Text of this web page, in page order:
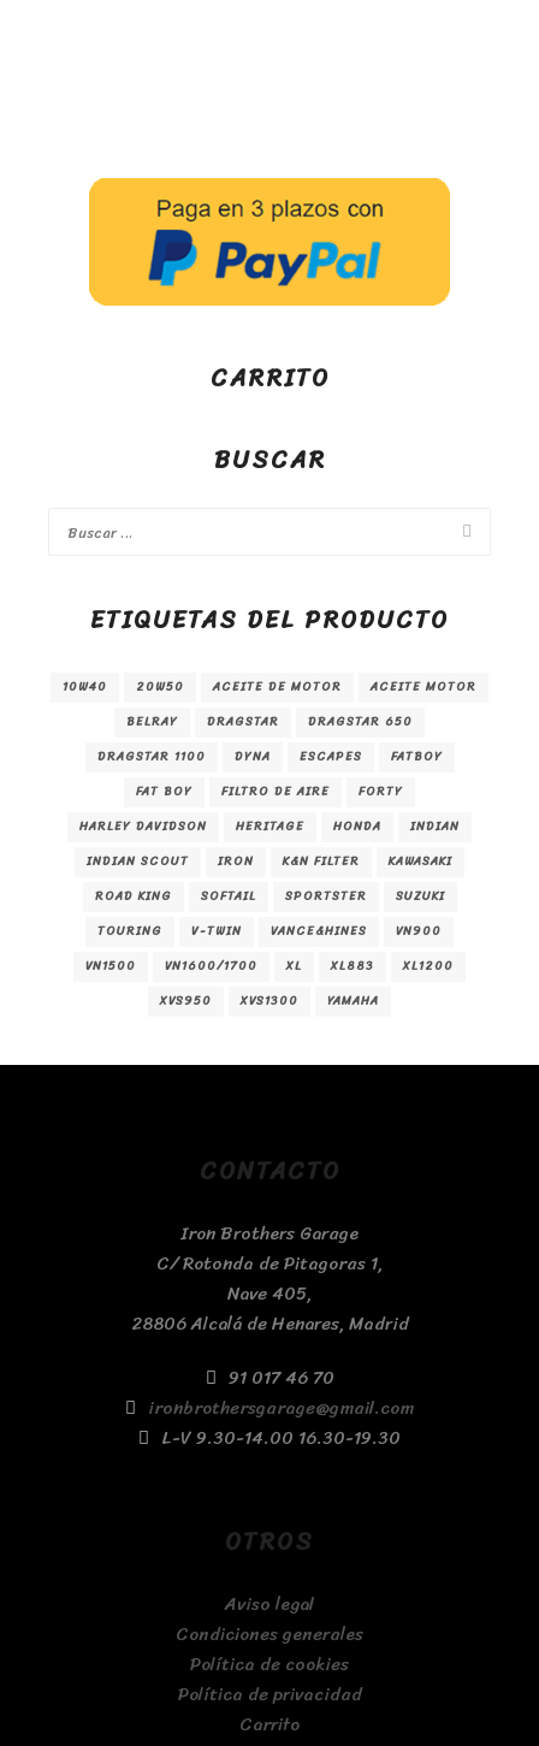
CARRITO
BUSCAR
ETIQUETAS DEL PRODUCTO
10W40 20W50 ACEITE DE MOTOR
ACEITE MOTOR
BELRAY
DRAGSTAR
DRAGSTAR 650
DRAGSTAR 1100
DYNA ESCAPES
FATBOY
FAT BOY
FILTRO DE AIRE
FORTY
HARLEY DAVIDSON
HERITAGE HONDA
INDIAN
INDIAN SCOUT
IRON K&N FILTER
KAWASAKI
ROAD KING
SOFTAIL SPORTSTER
SUZUKI
TOURING
V-TWIN VANCE&HINES
VN900
VN1500
VN1600/1700 XL XL883
XL1200
XVS950
XVS1300 YAMAHA
CONTACTO
Iron Brothers Garage
C/ Rotonda de Pitagoras 1,
Nave 405,
28806 Alcalá de Henares, Madrid
91 017 46 70
ironbrothersgarage@gmail.com
L-V 9.30-14.00 16.30-19.30
OTROS
Aviso legal
Condiciones generales
Política de cookies
Política de privacidad
Carrito